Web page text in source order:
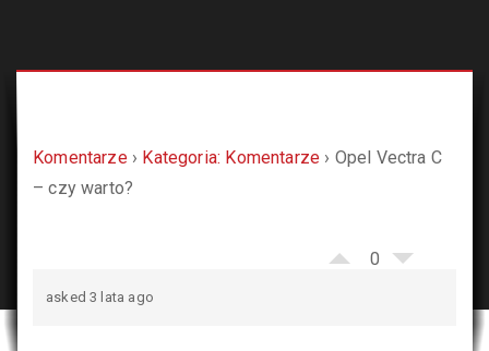
Łada Klub
Vectra C –
Komentarze› Kategoria: Komentarze › Opel Vectra C
– czy warto?
0
asked 3 lata ago